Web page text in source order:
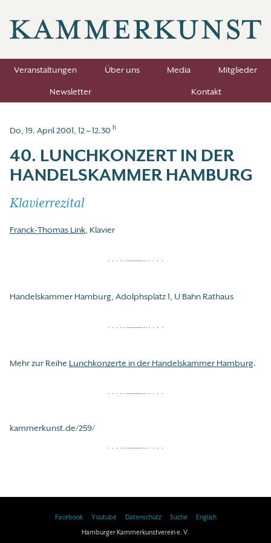
Veranstaltungen Über uns Media
Mitglieder
Newsletter
Kontakt
Do, 19. April 2001, 12 – 12.30 h
40. LUNCHKONZERT IN DER
HANDELSKAMMER HAMBURG
Klavierrezital
Franck-Thomas Link, Klavier
Handelskammer Hamburg, Adolphsplatz 1, U Bahn Rathaus
Mehr zur Reihe Lunchkonzerte in der Handelskammer Hamburg.
kammerkunst.de/259/
Facebook Youtube Datenschutz Suche
English
Hamburger Kammerkunstverein e. V.